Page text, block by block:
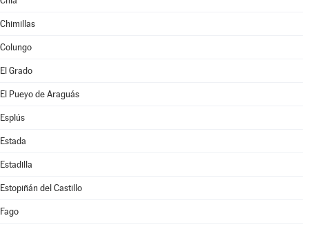
Chimillas
Colungo
El Grado
El Pueyo de Araguás
Esplús
Estada
Estadilla
Estopiñán del Castillo
Fago